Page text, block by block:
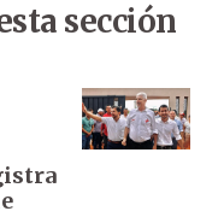
sección